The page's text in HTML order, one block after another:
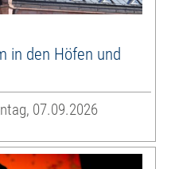
in den Höfen und
07.09.2026